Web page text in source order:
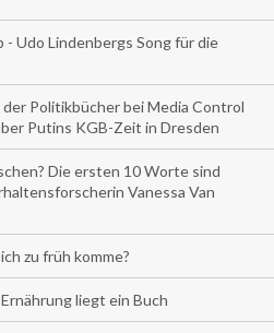
Udo Lindenbergs Song für die
der Politikbücher bei Media Control
Putins KGB-Zeit in Dresden
Die ersten 10 Worte sind
Vanessa Van
zu früh komme?
liegt ein Buch